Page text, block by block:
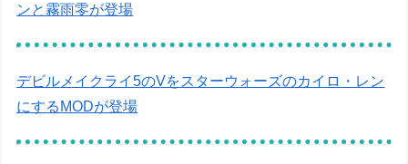
ンと霧雨零が登場
デビルメイクライ5のVをスターウォーズのカイロ・レン
にするMODが登場